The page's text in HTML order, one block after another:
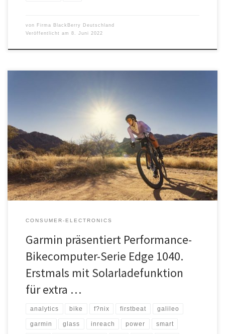
von Firma BlackBerry Deutschland
Veröffentlicht am 8. Juni 2022
Garmin integriert erstmals Solartechnologie in seine High-End-
Radcomputer-Serie und nutzt so die Kraft der Sonne: Der Edge
1040 Solar ist mit einer Power Glass-Solarladelinse ausgestattet,
wie sie aus den Wearables wie der fēnix 7 bekannt ist. Diese
ermöglicht eine noch längere Fahrzeit zwischen den
Ladevorgängen: Bis zu 45 Stunden im GPS-Modus […]
CONSUMER-ELECTRONICS
Garmin präsentiert Performance-
Bikecomputer-Serie Edge 1040.
Erstmals mit Solarladefunktion
für extra …
analytics bike f?nix firstbeat galileo
garmin glass inreach power smart